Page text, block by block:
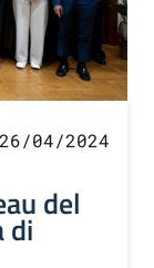
26/04/2024
del
di